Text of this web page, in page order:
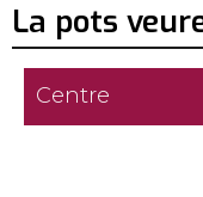
La pots
Centre